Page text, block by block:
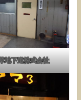
地下道株式会社